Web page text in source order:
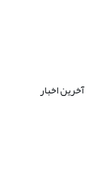
آخرین اخبار